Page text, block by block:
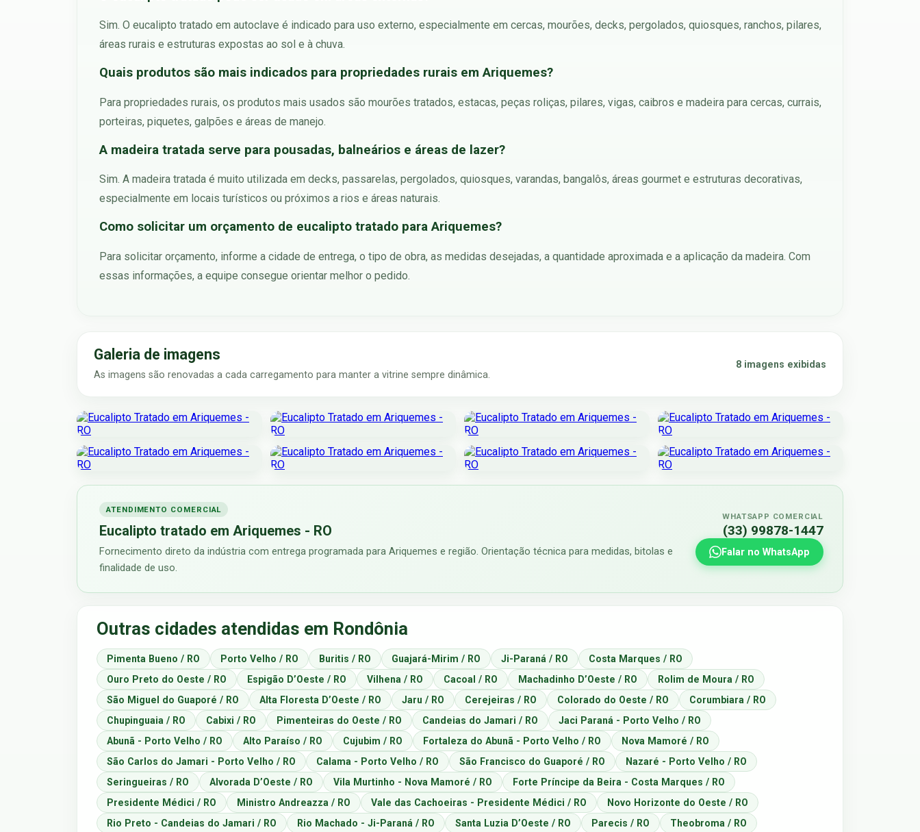
Sim. O eucalipto tratado em autoclave é indicado para uso externo, especialmente em cercas, mourões, decks, pergolados, quiosques, ranchos, pilares,
áreas rurais e estruturas expostas ao sol e à chuva.
Quais produtos são mais indicados para propriedades rurais em Ariquemes?
Para propriedades rurais, os produtos mais usados são mourões tratados, estacas, peças roliças, pilares, vigas, caibros e madeira para cercas, currais,
porteiras, piquetes, galpões e áreas de manejo.
A madeira tratada serve para pousadas, balneários e áreas de lazer?
Sim. A madeira tratada é muito utilizada em decks, passarelas, pergolados, quiosques, varandas, bangalôs, áreas gourmet e estruturas decorativas,
especialmente em locais turísticos ou próximos a rios e áreas naturais.
Como solicitar um orçamento de eucalipto tratado para Ariquemes?
Para solicitar orçamento, informe a cidade de entrega, o tipo de obra, as medidas desejadas, a quantidade aproximada e a aplicação da madeira. Com
essas informações, a equipe consegue orientar melhor o pedido.
Galeria de imagens
As imagens são renovadas a cada carregamento para manter a vitrine sempre dinâmica.
8 imagens exibidas
ATENDIMENTO COMERCIAL
Eucalipto tratado em Ariquemes - RO
Fornecimento direto da indústria com entrega programada para Ariquemes e região. Orientação técnica para medidas, bitolas e
finalidade de uso.
WHATSAPP COMERCIAL
(33) 99878-1447
Falar no WhatsApp
Outras cidades atendidas em Rondônia
Pimenta Bueno / RO Porto Velho / RO Buritis / RO Guajará-Mirim / RO Ji-Paraná / RO
Costa Marques / RO
Ouro Preto do Oeste / RO
Espigão D’Oeste / RO Vilhena / RO Cacoal / RO Machadinho D’Oeste / RO
Rolim de Moura / RO
São Miguel do Guaporé / RO
Alta Floresta D’Oeste / RO Jaru / RO Cerejeiras / RO Colorado do Oeste / RO
Corumbiara / RO
Chupinguaia / RO
Cabixi / RO Pimenteiras do Oeste / RO Candeias do Jamari / RO
Jaci Paraná - Porto Velho / RO
Abunã - Porto Velho / RO
Alto Paraíso / RO Cujubim / RO Fortaleza do Abunã - Porto Velho / RO
Nova Mamoré / RO
São Carlos do Jamari - Porto Velho / RO
Calama - Porto Velho / RO São Francisco do Guaporé / RO
Nazaré - Porto Velho / RO
Seringueiras / RO
Alvorada D’Oeste / RO Vila Murtinho - Nova Mamoré / RO
Forte Príncipe da Beira - Costa Marques / RO
Presidente Médici / RO
Ministro Andreazza / RO Vale das Cachoeiras - Presidente Médici / RO
Novo Horizonte do Oeste / RO
Rio Preto - Candeias do Jamari / RO
Rio Machado - Ji-Paraná / RO Santa Luzia D’Oeste / RO Parecis / RO Theobroma / RO